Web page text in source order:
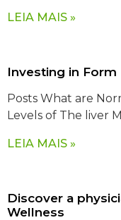
LEIA MAIS »
Investing in
Posts What are
Levels of The liver
LEIA MAIS »
Discover a
Wellness